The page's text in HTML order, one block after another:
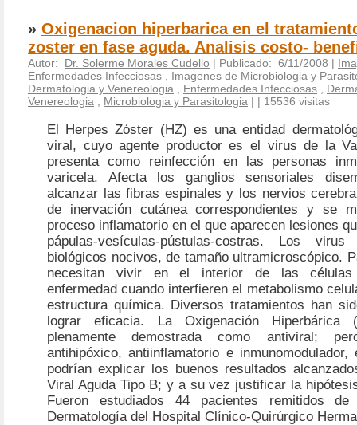
» Oxigenacion hiperbarica en el
zoster en fase aguda. Analisis costo-
Autor: Dr. Solerme Morales Cudello | Publicado: 6/11/2008 |
Enfermedades Infecciosas
Imagenes de Microbiologia y
Dermatologia y Venereologia
Enfermedades Infecciosas
Venereologia
Microbiologia y Parasitologia | | 15536 visitas
El Herpes Zóster (HZ) es una entidad
viral, cuyo agente productor es el virus de la
presenta como reinfección en las personas
varicela. Afecta los ganglios sensoriales
alcanzar las fibras espinales y los nervios
de inervación cutánea correspondientes y se
proceso inflamatorio en el que aparecen lesiones
pápulas-vesículas-pústulas-costras. Los
biológicos nocivos, de tamaño ultramicroscópico.
necesitan vivir en el interior de las células
enfermedad cuando interfieren el metabolismo
estructura química. Diversos tratamientos han
lograr eficacia. La Oxigenación Hiperbárica
plenamente demostrada como antiviral;
antihipóxico, antiinflamatorio e
podrían explicar los buenos resultados
Viral Aguda Tipo B; y a su vez justificar la
Fueron estudiados 44 pacientes remitidos
Dermatología del Hospital Clínico-Quirúrgico